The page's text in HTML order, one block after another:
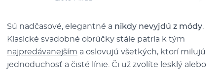
Sú nadčasové, elegantné a nikdy nevyjdú z módy.
Klasické svadobné obrúčky stále patria k tým
najpredávanejším a oslovujú všetkých, ktorí milujú
jednoduchosť a čisté línie. Či už zvolíte lesklý alebo